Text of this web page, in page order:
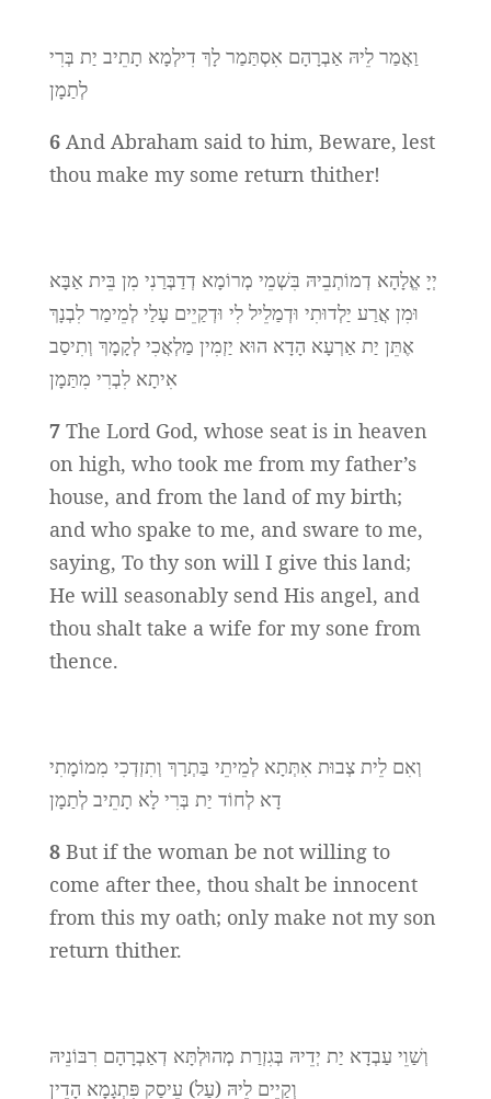
וַאֲמַר לֵיהּ אַבְרָהָם אִסְתַּמַר לָךְ דִילְמָא תָתֵיב יַת בְּרִי
לְתַמָן
6 And Abraham said to him, Beware, lest
thou make my some return thither!
יְיָ אֱלָהָא דְמוֹתְבֵיהּ בִּשְׁמֵי מְרוֹמָא דְדַבְּרַנִי מִן בֵּית אַבָּא
וּמִן אֲרַע יַלְדוּתִי וּדְמַלֵיל לִי וּדְקַיֵים עָלַי לְמֵימַר לִבְנָךְ
אֶתֵּן יַת אַרְעָא הָדָא הוּא יַזְמִין מַלְאֲכִי לְקָמָךְ וְתִיסַב
אִיתָא לִבְרִי מִתַּמָן
7 The Lord God, whose seat is in heaven
on high, who took me from my father’s
house, and from the land of my birth;
and who spake to me, and sware to me,
saying, To thy son will I give this land;
He will seasonably send His angel, and
thou shalt take a wife for my sone from
thence.
וְאִם לֵית צְבוּת אִתְּתָא לְמֵיתֵי בַּתְרָךְ וְתִזְדְכִי מִמוֹמָתִי
דָא לְחוֹד יַת בְּרִי לָא תָתֵיב לְתַמָן
8 But if the woman be not willing to
come after thee, thou shalt be innocent
from this my oath; only make not my son
return thither.
וְשַׁוֵי עַבְדָא יַת יְדֵיהּ בְּגִזְרַת מְהוּלְתָּא דְאַבְרָהָם רִבּוֹנֵיהּ
וְקַיֵים לֵיהּ (עַל) עֵיסַק פִּתְגָמָא הָדֵין